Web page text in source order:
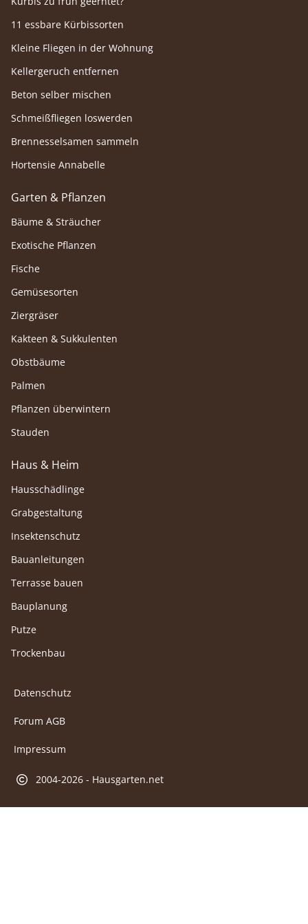
11 essbare Kürbissorten
Kleine Fliegen in der Wohnung
Kellergeruch entfernen
Beton selber mischen
Schmeißfliegen loswerden
Brennesselsamen sammeln
Hortensie Annabelle
Garten & Pflanzen
Bäume & Sträucher
Exotische Pflanzen
Fische
Gemüsesorten
Ziergräser
Kakteen & Sukkulenten
Obstbäume
Palmen
Pflanzen überwintern
Stauden
Haus & Heim
Hausschädlinge
Grabgestaltung
Insektenschutz
Bauanleitungen
Terrasse bauen
Bauplanung
Putze
Trockenbau
Datenschutz
Forum AGB
Impressum
2004-2026 - Hausgarten.net